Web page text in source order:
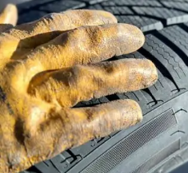
savunmasız yol
bulunuyor.
Volvo Trucks Başkanı
sözde durduğunu bir kez
zamanki gibi önceliğimiz
edecektir. Ancak bu, artık
gelmiyor. Sürücülerimizi ve
korumak için güvenlik